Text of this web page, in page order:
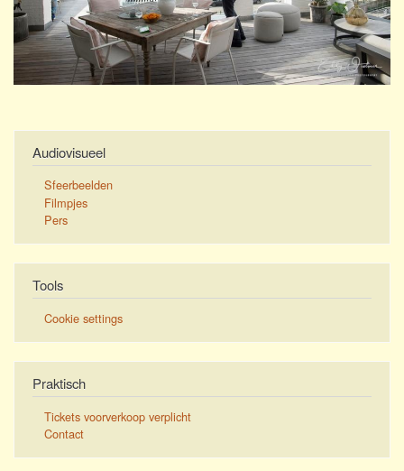
Audiovisueel
Sfeerbeelden
Filmpjes
Pers
Tools
Cookie settings
Praktisch
Tickets voorverkoop verplicht
Contact